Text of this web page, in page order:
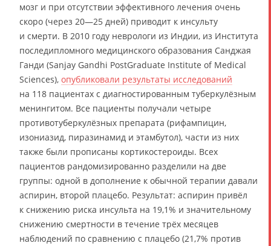
мозг и при отсутствии эффективного лечения очень
скоро (через 20—25 дней) приводит к инсульту
и смерти. В 2010 году неврологи из Индии, из Института
последипломного медицинского образования Санджая
Ганди (Sanjay Gandhi PostGraduate Institute of Medical
Sciences), опубликовали результаты исследований
на 118 пациентах с диагностированным туберкулёзным
менингитом. Все пациенты получали четыре
противотуберкулёзных препарата (рифампицин,
изониазид, пиразинамид и этамбутол), части из них
также были прописаны кортикостероиды. Всех
пациентов рандомизированно разделили на две
группы: одной в дополнение к обычной терапии давали
аспирин, второй плацебо. Результат: аспирин привёл
к снижению риска инсульта на 19,1% и значительному
снижению смертности в течение трёх месяцев
наблюдений по сравнению с плацебо (21,7% против